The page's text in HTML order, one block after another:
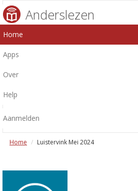
Anderslezen
Home
Apps
Over
Help
Aanmelden
Home Luistervink Mei 2024